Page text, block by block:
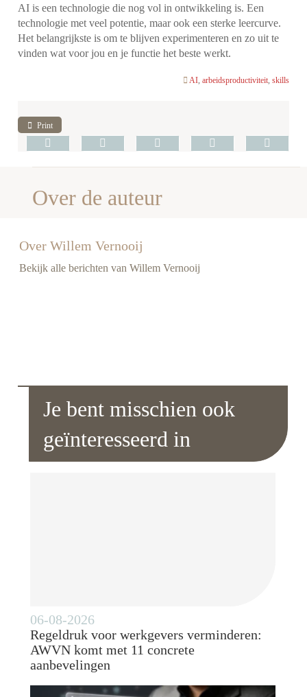
AI is een technologie die nog vol in ontwikkeling is. Een
technologie met veel potentie, maar ook een sterke leercurve.
Het belangrijkste is om te blijven experimenteren en zo uit te
vinden wat voor jou en je functie het beste werkt.
AI, arbeidsproductiviteit, skills
Print
Over de auteur
Over Willem Vernooij
Bekijk alle berichten van Willem Vernooij
Je bent misschien ook
geïnteresseerd in
06-08-2026
Regeldruk voor werkgevers verminderen:
AWVN komt met 11 concrete
aanbevelingen